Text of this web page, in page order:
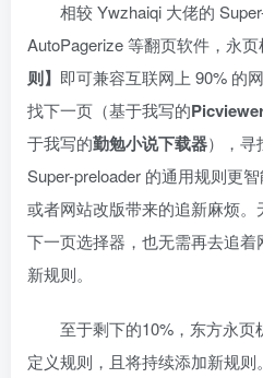
相较 Ywzhaiqi 大佬的
AutoPagerize 等翻页软件，永
则】 即可兼容互联网上 90% 的
找下一页（基于我写的
于我写的勤勉小说下载器），寻
Super-preloader 的通用规则更
或者网站改版带来的追新麻烦
下一页选择器，也无需再去追
新规则。
至于剩下的10%，东方永页
定义规则，且将持续添加新规